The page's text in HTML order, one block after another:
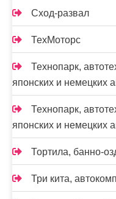
Сход-развал
ТехМоторс
Технопарк,
японских и немецких
Технопарк,
японских и немецких
Тортила, банно-
Три кита,